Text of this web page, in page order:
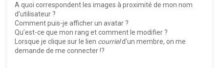
A quoi correspondent les images à proximité de mon nom
d’utilisateur ?
Comment puis-je afficher un avatar ?
Qu’est-ce que mon rang et comment le modifier ?
Lorsque je clique sur le lien courrield’un membre, on me
demande de me connecter !?